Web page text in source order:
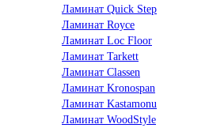
Ламинат Quick Step
Ламинат Royce
Ламинат Loc Floor
Ламинат Tarkett
Ламинат Classen
Ламинат Kronospan
Ламинат Kastamonu
Ламинат WoodStyle